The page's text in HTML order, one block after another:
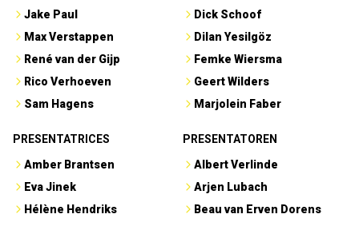
Jake Paul
Max Verstappen
René van der Gijp
Rico Verhoeven
Sam Hagens
Dick Schoof
Dilan Yesilgöz
Femke Wiersma
Geert Wilders
Marjolein Faber
PRESENTATRICES
Amber Brantsen
Eva Jinek
Hélène Hendriks
PRESENTATOREN
Albert Verlinde
Arjen Lubach
Beau van Erven Dorens